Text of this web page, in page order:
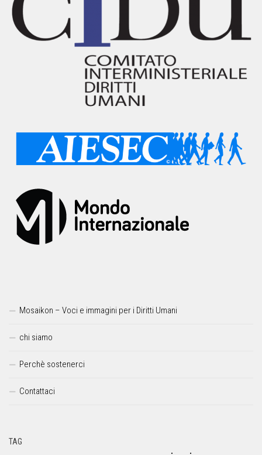
Mosaikon – Voci e immagini per i Diritti Umani
chi siamo
Perchè sostenerci
Contattaci
TAG